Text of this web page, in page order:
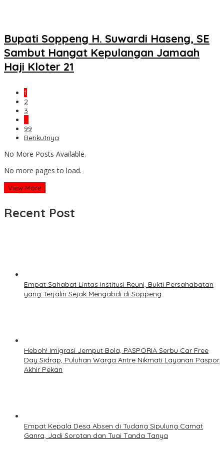
Bupati Soppeng H. Suwardi Haseng, SE
Sambut Hangat Kepulangan Jamaah
Haji Kloter 21
1
2
3
…
99
Berikutnya
No More Posts Available.
No more pages to load.
View More
Recent Post
Empat Sahabat Lintas Institusi Reuni, Bukti Persahabatan
yang Terjalin Sejak Mengabdi di Soppeng
Heboh! Imigrasi Jemput Bola, PASPORIA Serbu Car Free
Day Sidrap, Puluhan Warga Antre Nikmati Layanan Paspor
Akhir Pekan
Empat Kepala Desa Absen di Tudang Sipulung Camat
Ganra, Jadi Sorotan dan Tuai Tanda Tanya